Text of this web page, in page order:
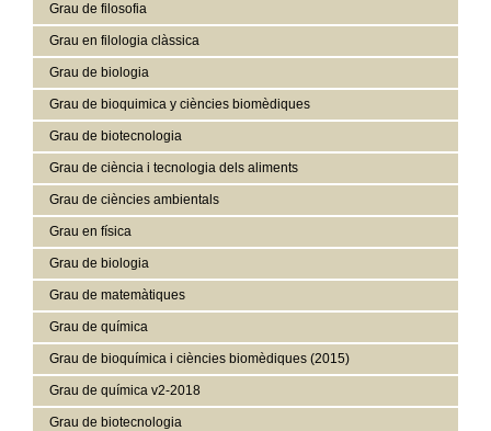
Grau de filosofia
Grau en filologia clàssica
Grau de biologia
Grau de bioquimica y ciències biomèdiques
Grau de biotecnologia
Grau de ciència i tecnologia dels aliments
Grau de ciències ambientals
Grau en física
Grau de biologia
Grau de matemàtiques
Grau de química
Grau de bioquímica i ciències biomèdiques (2015)
Grau de química v2-2018
Grau de biotecnologia